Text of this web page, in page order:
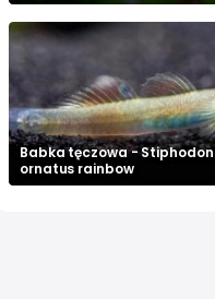
Babka tęczowa - Stiphodon
ornatus rainbow